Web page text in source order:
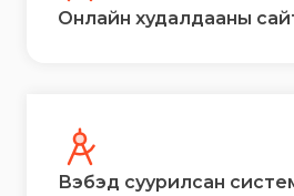
Онлайн худалдааны сайт
Вэбэд суурилсан систем